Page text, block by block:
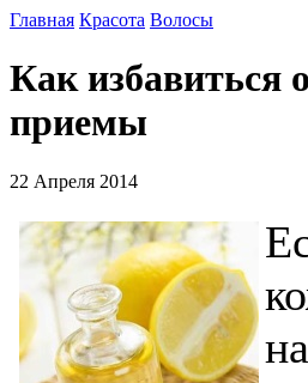
Главная Красота Волосы
Как избавиться
приемы
22 Апреля 2014